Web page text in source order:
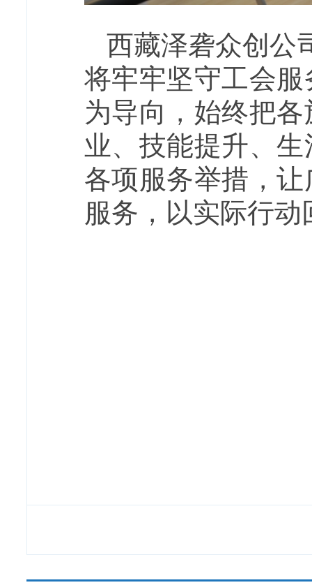
西藏泽砻众创公
将牢牢坚守工会
为导向，始终把
业、技能提升、
各项服务举措，
服务，以实际行